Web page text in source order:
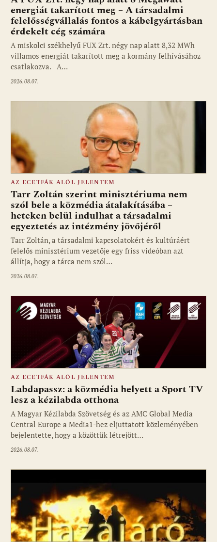
energiát takarított meg – A társadalmi
felelősségvállalás fontos a kábelgyártásban
érdekelt cég számára
A miskolci székhelyű FUX Zrt. négy nap alatt 8,32 MWh
villamos energiát takarított meg a kormány felhívásához
csatlakozva. A…
2026.08.07.
Fotó: media1.hu
AZ ECETFÁK ALÓL JELENTEM
Tarr Zoltán szerint minisztériuma nem
szól bele a közmédia átalakításába –
heteken belül indulhat a társadalmi
egyeztetés az intézmény jövőjéről
Tarr Zoltán, a társadalmi kapcsolatokért és kultúráért
felelős minisztérium vezetője egy friss videóban azt
állítja, hogy a tárca nem szól…
2026.08.07.
Fotó: media1.hu
AZ ECETFÁK ALÓL JELENTEM
Labdapassz: a közmédia helyett a Sport TV
lesz a kézilabda otthona
A Magyar Kézilabda Szövetség és az AMC Global Media
Central Europe a Media1-hez eljuttatott közleményében
bejelentette, hogy a közöttük létrejött…
2026.08.07.